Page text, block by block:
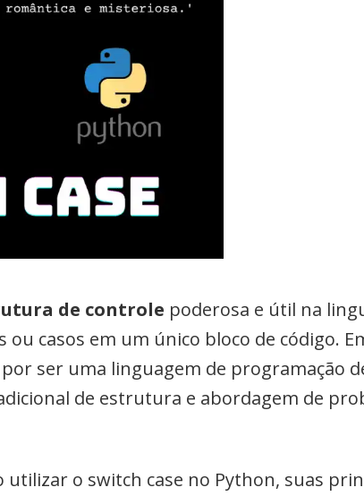
de controle poderosa e útil na
casos em um único bloco de código.
ser uma linguagem de programação
de estrutura e abordagem de
o switch case no Python, suas